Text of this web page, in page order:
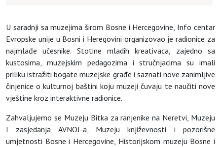
U saradnji sa muzejima širom Bosne i Hercegovine, Info centar
Evropske unije u Bosni i Heregovini organizovao je radionice za
najmlađe učesnike. Stotine mladih kreativaca, zajedno sa
kustosima, muzejskim pedagozima i stručnjacima su imali
priliku istražiti bogate muzejske građe i saznati nove zanimljive
činjenice o kulturnoj baštini koju muzeji čuvaju te naučiti nove
vještine kroz interaktivne radionice.
Zahvaljujemo se Muzeju Bitka za ranjenike na Neretvi, Muzeju
I zasjedanja AVNOJ-a, Muzeju književnosti i pozorišne
umjetnosti Bosne i Hercegovine, Historijskom muzeju Bosne i